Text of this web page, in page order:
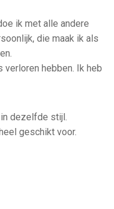
ik met alle andere
die maak ik als
verloren hebben. Ik heb
dezelfde stijl.
geschikt voor.